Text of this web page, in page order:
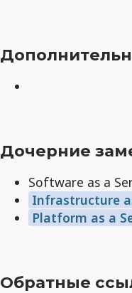
Дочерние
Software as a
Infrastructure
Platform as a
Обратные